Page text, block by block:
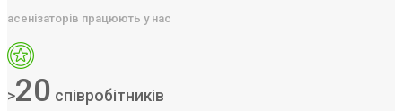
асенізаторів працюють у нас
>20 співробітників